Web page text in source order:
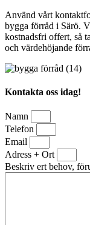
Använd vårt
bygga förråd i Särö.
kostnadsfri offert, så
och värdehöjande
Kontakta oss idag!
Namn
Telefon
Email
Adress + Ort
Beskriv ert behov,